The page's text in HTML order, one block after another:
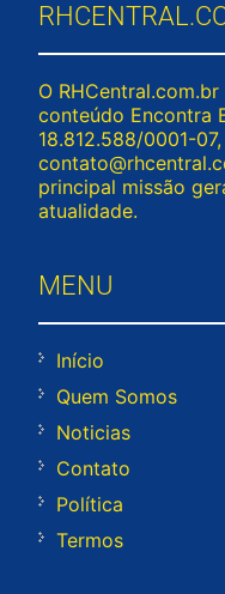
O
conteúdo Encontra
18.812.588/0001-
principal missão
atualidade.
MENU
Início
Quem Somos
Noticias
Contato
Política
Termos